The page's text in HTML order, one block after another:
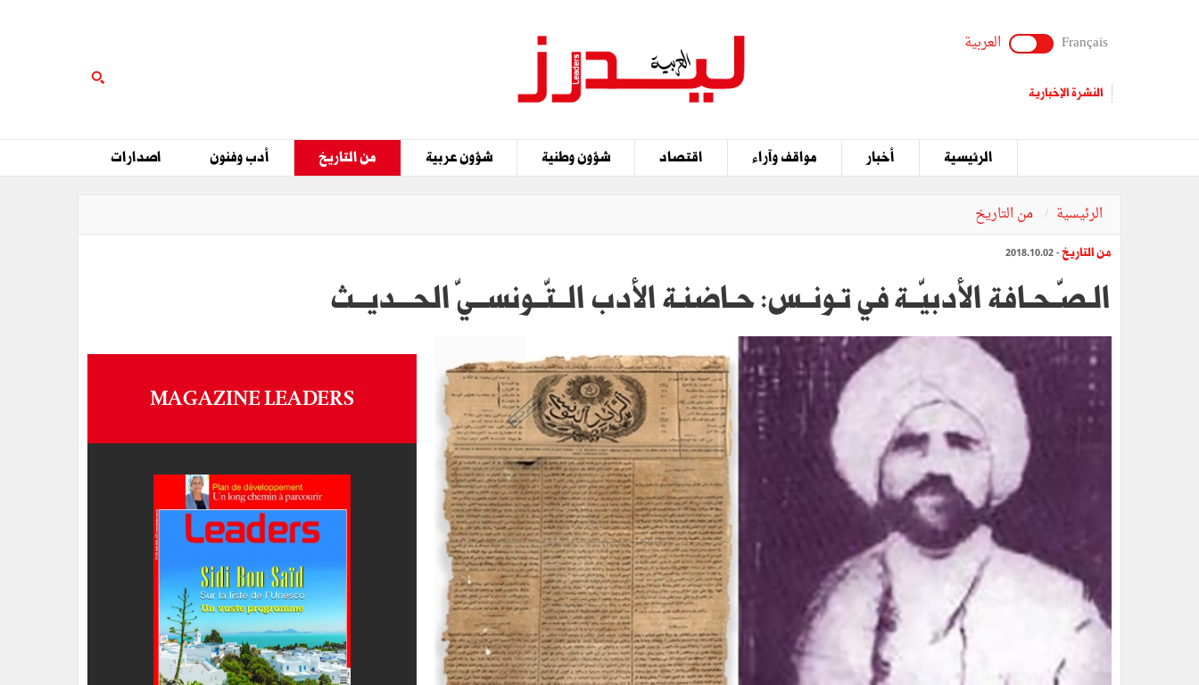
Français العربية
النشرة الإخبارية
الرئيسية أخبار مواقف وآراء اقتصاد شؤون وطنية شؤون عربية من التاريخ أدب وفنون اصدارات
الرئيسية من التاريخ
من التاريخ- 2018.10.02
الـصّـحـافة الأدبيّــة في تـونــس: حـاضنـة الأدب الــتّــونســيّ الحـــديــث
MAGAZINE LEADERS